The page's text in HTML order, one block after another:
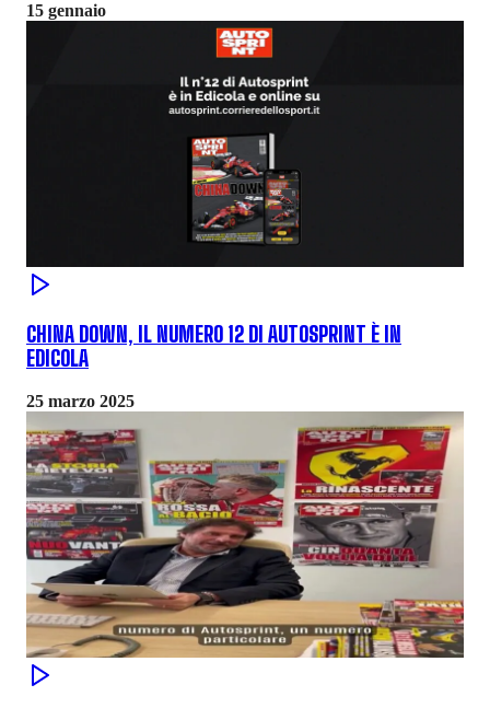
15 gennaio
CHINA DOWN, IL NUMERO 12 DI AUTOSPRINT È IN
EDICOLA
25 marzo 2025